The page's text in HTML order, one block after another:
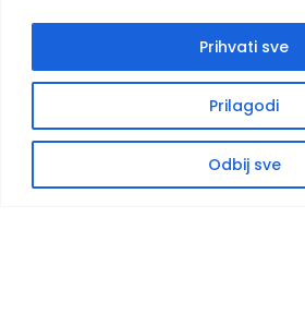
Prilagodi
Odbij sve
Prihvati sve
info@eduka-bh.ba
Kontakt - Sarajevo
Centar Vogošća, IV sprat